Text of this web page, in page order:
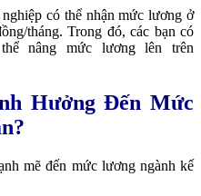
có thể nhận mức lương ở
tháng. Trong đó, các bạn có
nâng mức lương lên trên
Hưởng Đến Mức
mẽ đến mức lương ngành kế